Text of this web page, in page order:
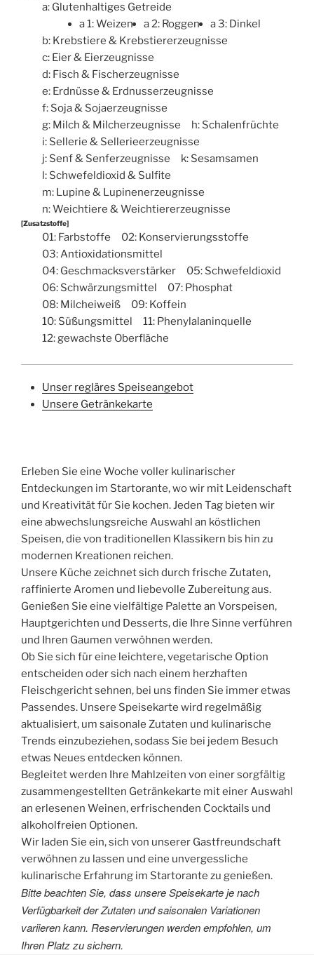
a: Glutenhaltiges Getreide
a 1: Weizen
a 2: Roggen
a 3: Dinkel
b: Krebstiere & Krebstiererzeugnisse
c: Eier & Eierzeugnisse
d: Fisch & Fischerzeugnisse
e: Erdnüsse & Erdnusserzeugnisse
f: Soja & Sojaerzeugnisse
g: Milch & Milcherzeugnisse
h: Schalenfrüchte
i: Sellerie & Sellerieerzeugnisse
j: Senf & Senferzeugnisse
k: Sesamsamen
l: Schwefeldioxid & Sulfite
m: Lupine & Lupinenerzeugnisse
n: Weichtiere & Weichtiererzeugnisse
[Zusatzstoffe]
01: Farbstoffe
02: Konservierungsstoffe
03: Antioxidationsmittel
04: Geschmacksverstärker
05: Schwefeldioxid
06: Schwärzungsmittel
07: Phosphat
08: Milcheiweiß
09: Koffein
10: Süßungsmittel
11: Phenylalaninquelle
12: gewachste Oberfläche
Unser regläres Speiseangebot
Unsere Getränkekarte
Erleben Sie eine Woche voller kulinarischer
Entdeckungen im Startorante, wo wir mit Leidenschaft
und Kreativität für Sie kochen. Jeden Tag bieten wir
eine abwechslungsreiche Auswahl an köstlichen
Speisen, die von traditionellen Klassikern bis hin zu
modernen Kreationen reichen.
Unsere Küche zeichnet sich durch frische Zutaten,
raffinierte Aromen und liebevolle Zubereitung aus.
Genießen Sie eine vielfältige Palette an Vorspeisen,
Hauptgerichten und Desserts, die Ihre Sinne verführen
und Ihren Gaumen verwöhnen werden.
Ob Sie sich für eine leichtere, vegetarische Option
entscheiden oder sich nach einem herzhaften
Fleischgericht sehnen, bei uns finden Sie immer etwas
Passendes. Unsere Speisekarte wird regelmäßig
aktualisiert, um saisonale Zutaten und kulinarische
Trends einzubeziehen, sodass Sie bei jedem Besuch
etwas Neues entdecken können.
Begleitet werden Ihre Mahlzeiten von einer sorgfältig
zusammengestellten Getränkekarte mit einer Auswahl
an erlesenen Weinen, erfrischenden Cocktails und
alkoholfreien Optionen.
Wir laden Sie ein, sich von unserer Gastfreundschaft
verwöhnen zu lassen und eine unvergessliche
kulinarische Erfahrung im Startorante zu genießen.
Bitte beachten Sie, dass unsere Speisekarte je nach
Verfügbarkeit der Zutaten und saisonalen Variationen
variieren kann. Reservierungen werden empfohlen, um
Ihren Platz zu sichern.